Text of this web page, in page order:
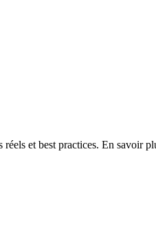
et best practices. En savoir